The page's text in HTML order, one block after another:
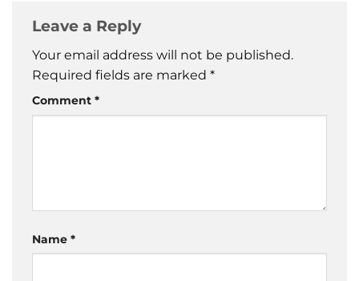
Leave a Reply
Your email address will not be published.
Required fields are marked *
Comment *
Name *